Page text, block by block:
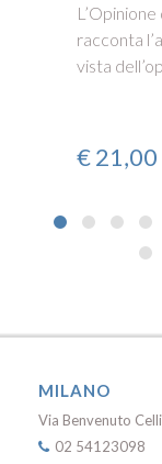
racconta
vista
€21,00
MILANO
Via Benvenuto
02 54123098